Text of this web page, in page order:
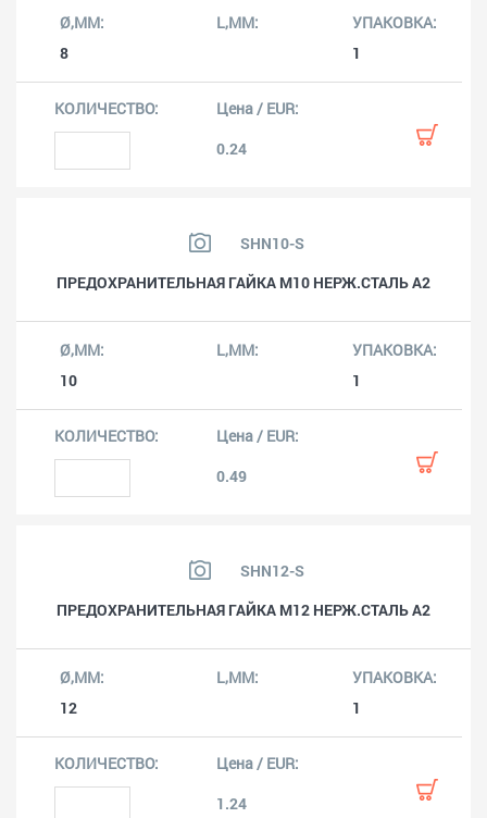
8 1
0.24
SHN10-S
ПРЕДОХРАНИТЕЛЬНАЯ ГАЙКА M10 НЕРЖ.СТАЛЬ A2
10 1
0.49
SHN12-S
ПРЕДОХРАНИТЕЛЬНАЯ ГАЙКА M12 НЕРЖ.СТАЛЬ A2
12 1
1.24